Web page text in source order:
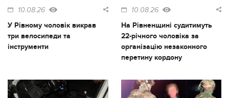
10.08.26
У Рівному чоловік викрав
три велосипеди та
інструменти
10.08.26
На Рівненщині судитимуть
22-річного чоловіка за
організацію незаконного
перетину кордону